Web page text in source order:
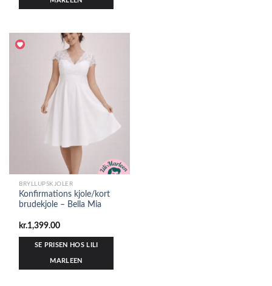
BRYLLUPSKJOLER
Konfirmations kjole/kort
brudekjole – Bella Mia
kr.1,399.00
SE PRISEN HOS LILI
MARLEEN